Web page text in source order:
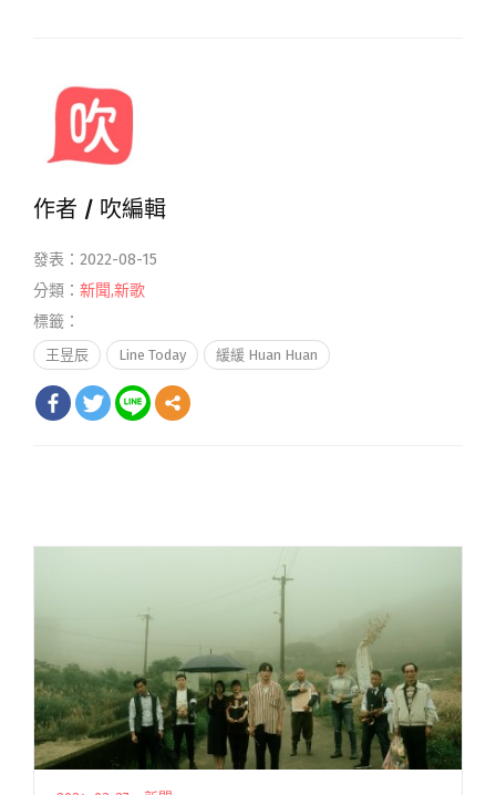
作者 / 吹編輯
發表：2022-08-15
分類： 新聞,新歌
標籤：
王昱辰 Line Today 緩緩 Huan Huan